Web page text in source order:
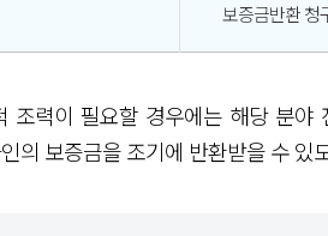
보증금반환 청
조력이 필요할 경우에는 해당 분야
의 보증금을 조기에 반환받을 수 있